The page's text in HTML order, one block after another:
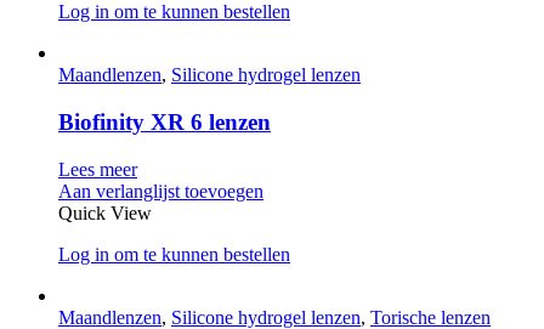
Log in om te kunnen bestellen
Maandlenzen, Silicone hydrogel lenzen
Biofinity XR 6 lenzen
Lees meer
Aan verlanglijst toevoegen
Quick View
Log in om te kunnen bestellen
Maandlenzen, Silicone hydrogel lenzen, Torische lenzen